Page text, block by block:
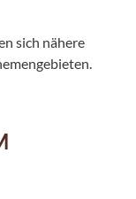
sich nähere